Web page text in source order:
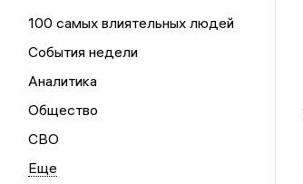
100 самых влиятельных людей
События недели
Аналитика
Общество
СВО